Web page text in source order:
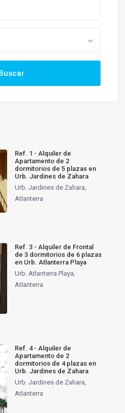
Ref. 1 - Alquiler de
Apartamento de 2
dormitorios de 5 plazas en
Urb. Jardines de Zahara
Urb. Jardines de Zahara,
Atlanterra
Ref. 3 - Alquiler de Frontal
de 3 dormitorios de 6 plazas
en Urb. Atlanterra Playa
Urb. Atlanterra Playa
Atlanterra
Ref. 4 - Alquiler de
Apartamento de 2
dormitorios de 4 plazas en
Urb. Jardines de Zahara
Urb. Jardines de Zahara,
Atlanterra